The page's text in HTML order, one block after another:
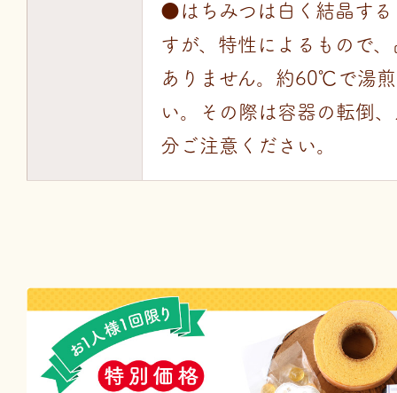
●はちみつは白く結晶する
すが、特性によるもので
ありません。約60℃で湯
い。その際は容器の転倒
分ご注意ください。